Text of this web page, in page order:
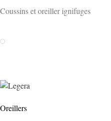
Coussins et oreiller ignifuges
Weiss
Oreillers